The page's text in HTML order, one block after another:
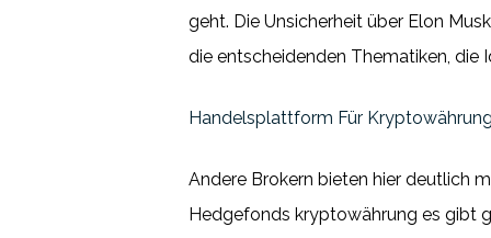
geht. Die Unsicherheit über Elon
die entscheidenden Thematiken, die
Handelsplattform Für
Andere Brokern bieten hier deutlich
Hedgefonds kryptowährung es gibt